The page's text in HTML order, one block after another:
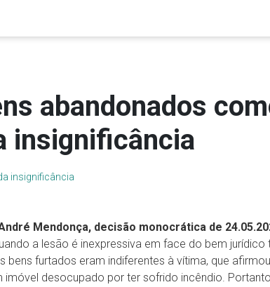
abandonados
insignificância
insignificância
Mendonça, decisão monocrática de
a lesão é inexpressiva em face do bem jurídico
bens furtados eram indiferentes à vítima, que
imóvel desocupado por ter sofrido incêndio.